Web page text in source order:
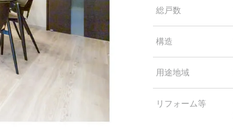
総戸数
構造
用途地域
リフォーム等